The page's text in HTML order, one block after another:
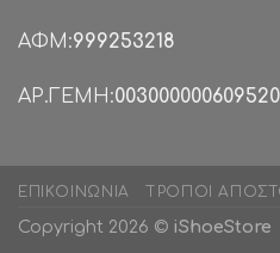
ΑΦΜ:999253218
ΑΡ.ΓΕΜΗ:
ΕΠΙΚΟΙΝΩΝΊΑ ΤΡΌΠΟΙ
Copyright 2026 © iShoeStore